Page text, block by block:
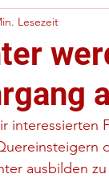
Lesezeit
ausbilden